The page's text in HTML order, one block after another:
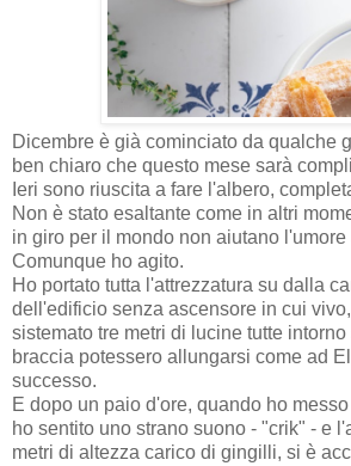
Dicembre è già cominciato da qualche
ben chiaro che questo mese sarà
Ieri sono riuscita a fare l'albero,
Non è stato esaltante come in altri
in giro per il mondo non aiutano
Comunque ho agito.
Ho portato tutta l'attrezzatura su dalla
dell'edificio senza ascensore in cui
sistemato tre metri di lucine tutte
braccia potessero allungarsi come ad
successo.
E dopo un paio d'ore, quando ho
ho sentito uno strano suono - "crik" - e
metri di altezza carico di gingilli, si è